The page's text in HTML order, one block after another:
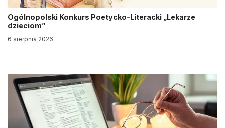
Ogólnopolski Konkurs Poetycko-Literacki „Lekarze
dzieciom”
6 sierpnia 2026